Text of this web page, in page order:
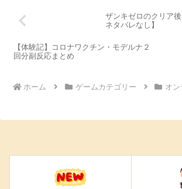
ザンキゼロのクリア
ネタバレなし】
【体験記】コロナワクチン・モデルナ２
回分副反応まとめ
ホーム ゲームカテゴリー オン